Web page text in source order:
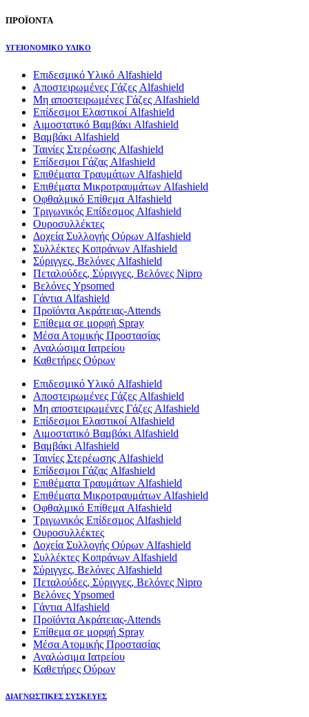
ΠΡΟΪΟΝΤΑ
ΥΓΕΙΟΝΟΜΙΚΟ ΥΛΙΚΟ
Επιδεσμικό Υλικό Alfashield
Αποστειρωμένες Γάζες Alfashield
Μη αποστειρωμένες Γάζες Alfashield
Επίδεσμοι Ελαστικοί Alfashield
Αιμοστατικό Βαμβάκι Alfashield
Βαμβάκι Alfashield
Ταινίες Στερέωσης Alfashield
Επίδεσμοι Γάζας Alfashield
Επιθέματα Τραυμάτων Alfashield
Επιθέματα Μικροτραυμάτων Alfashield
Οφθαλμικό Eπίθεμα Alfashield
Τριγωνικός Επίδεσμος Alfashield
Ουροσυλλέκτες
Δοχεία Συλλογής Ούρων Alfashield
Συλλέκτες Κοπράνων Alfashield
Σύριγγες, Βελόνες Alfashield
Πεταλούδες, Σύριγγες, Βελόνες Nipro
Βελόνες Ypsomed
Γάντια Alfashield
Προϊόντα Ακράτειας-Attends
Επίθεμα σε μορφή Spray
Μέσα Ατομικής Προστασίας
Αναλώσιμα Ιατρείου
Καθετήρες Ούρων
Επιδεσμικό Υλικό Alfashield
Αποστειρωμένες Γάζες Alfashield
Μη αποστειρωμένες Γάζες Alfashield
Επίδεσμοι Ελαστικοί Alfashield
Αιμοστατικό Βαμβάκι Alfashield
Βαμβάκι Alfashield
Ταινίες Στερέωσης Alfashield
Επίδεσμοι Γάζας Alfashield
Επιθέματα Τραυμάτων Alfashield
Επιθέματα Μικροτραυμάτων Alfashield
Οφθαλμικό Eπίθεμα Alfashield
Τριγωνικός Επίδεσμος Alfashield
Ουροσυλλέκτες
Δοχεία Συλλογής Ούρων Alfashield
Συλλέκτες Κοπράνων Alfashield
Σύριγγες, Βελόνες Alfashield
Πεταλούδες, Σύριγγες, Βελόνες Nipro
Βελόνες Ypsomed
Γάντια Alfashield
Προϊόντα Ακράτειας-Attends
Επίθεμα σε μορφή Spray
Μέσα Ατομικής Προστασίας
Αναλώσιμα Ιατρείου
Καθετήρες Ούρων
ΔΙΑΓΝΩΣΤΙΚΕΣ ΣΥΣΚΕΥΕΣ